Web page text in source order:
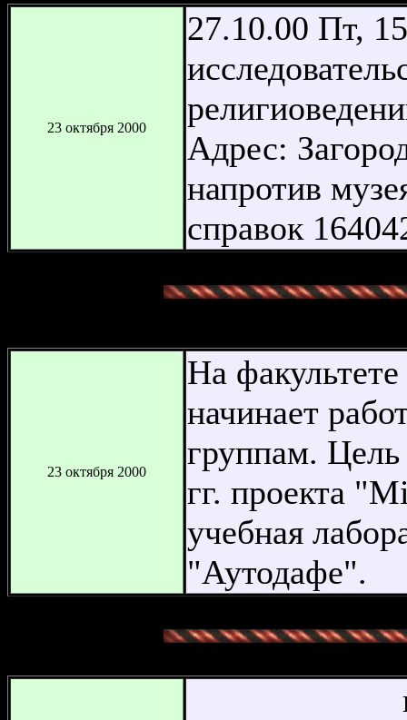
23 октября 2000
27.10.00 Пт,
Адрес:
напротив
справок
23 октября 2000
На
начинает
группам.
гг. проекта
учебная
"Аутодафе".